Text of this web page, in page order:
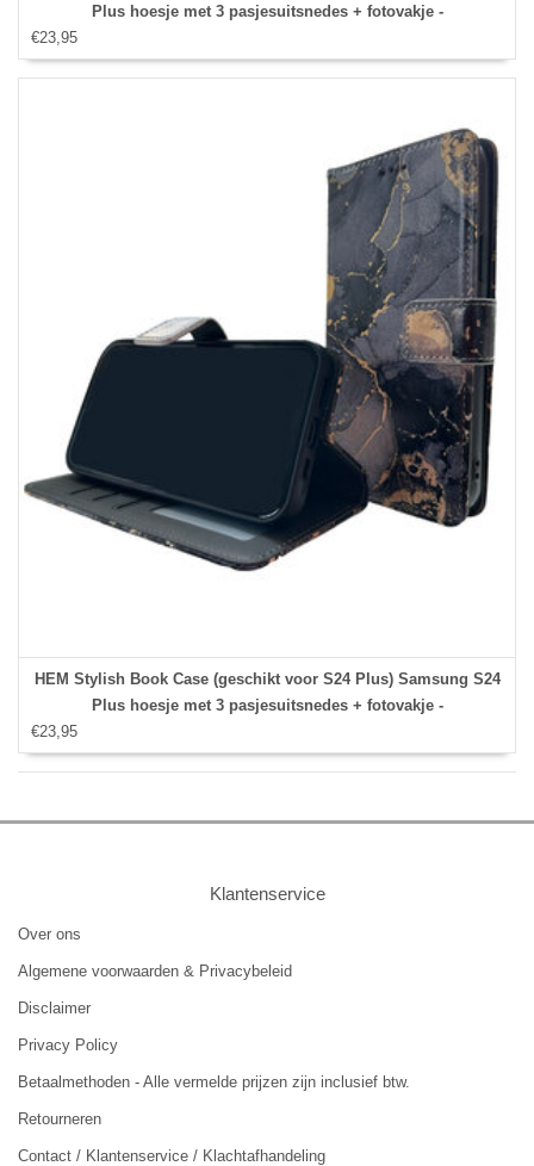
Plus hoesje met 3 pasjesuitsnedes + fotovakje -
€23,95
HEM Stylish Book Case (geschikt voor S24 Plus) Samsung S24
Plus hoesje met 3 pasjesuitsnedes + fotovakje -
Portemonneehoesje - pasjeshouder - Marble Blauw/Goud
€23,95
Klantenservice
Over ons
Algemene voorwaarden & Privacybeleid
Disclaimer
Privacy Policy
Betaalmethoden - Alle vermelde prijzen zijn inclusief btw.
Retourneren
Contact / Klantenservice / Klachtafhandeling